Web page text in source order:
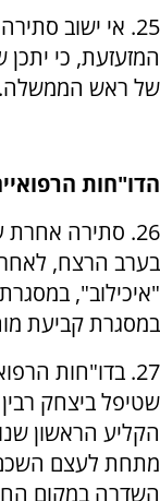
25. אי ישוב
המזעזעת, כי
של ראש הממשלה.
הדו"חות
26. סתירה
בערב הרצח,
"איכילוב",
במסגרת קביעת
27. בדו"חות
שטיפל ביצחק
הקליע הראשון
מתחת לעצם
השדרה במקום